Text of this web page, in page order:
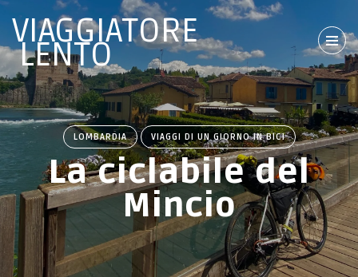
VIAGGIATORE
LENTO
LOMBARDIA VIAGGI DI UN GIORNO IN BICI
La ciclabile del
Mincio